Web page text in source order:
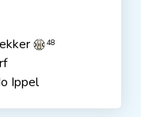
48
Ippel